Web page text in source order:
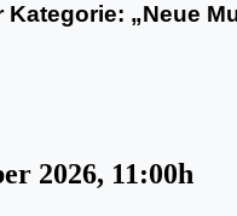
Kategorie: „Neue
2026, 11:00h